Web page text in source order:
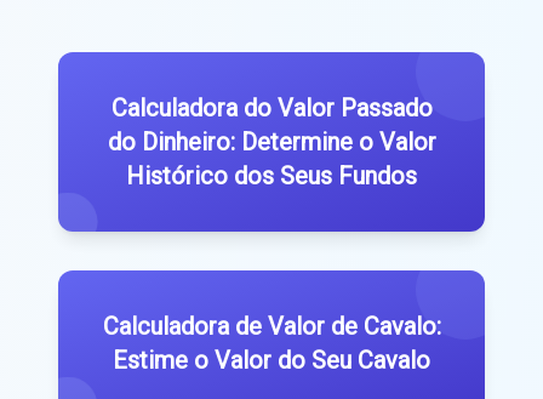
Calculadora do Valor Passado
do Dinheiro: Determine o Valor
Histórico dos Seus Fundos
Calculadora de Valor de Cavalo:
Estime o Valor do Seu Cavalo